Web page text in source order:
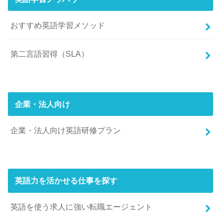
おすすめ英語学習メソッド
第二言語習得（SLA）
企業・法人向け
企業・法人向け英語研修プラン
英語力を活かせる仕事を探す
英語を使う求人に強い転職エージェント